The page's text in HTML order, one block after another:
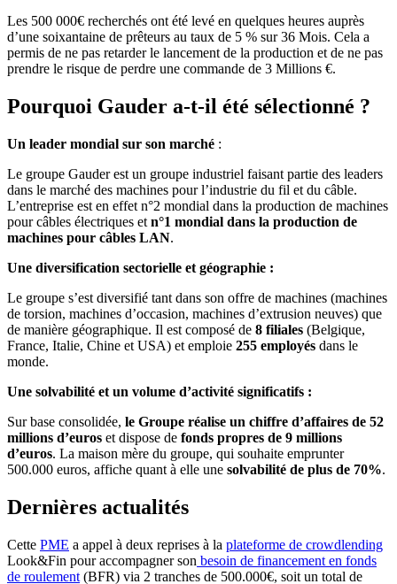
Les 500 000€ recherchés ont été levé en quelques heures auprès
d’une soixantaine de prêteurs au taux de 5 % sur 36 Mois. Cela a
permis de ne pas retarder le lancement de la production et de ne pas
prendre le risque de perdre une commande de 3 Millions €.
Pourquoi Gauder a-t-il été sélectionné ?
Un leader mondial sur son marché :
Le groupe Gauder est un groupe industriel faisant partie des leaders
dans le marché des machines pour l’industrie du fil et du câble.
L’entreprise est en effet n°2 mondial dans la production de machines
pour câbles électriques et n°1 mondial dans la production de
machines pour câbles LAN.
Une diversification sectorielle et géographie :
Le groupe s’est diversifié tant dans son offre de machines (machines
de torsion, machines d’occasion, machines d’extrusion neuves) que
de manière géographique. Il est composé de 8 filiales (Belgique,
France, Italie, Chine et USA) et emploie 255 employés dans le
monde.
Une solvabilité et un volume d’activité significatifs :
Sur base consolidée, le Groupe réalise un chiffre d’affaires de 52
millions d’euros et dispose de fonds propres de 9 millions
d’euros. La maison mère du groupe, qui souhaite emprunter
500.000 euros, affiche quant à elle une solvabilité de plus de 70%.
Dernières actualités
Cette PME a appel à deux reprises à la plateforme de crowdlending
Look&Fin pour accompagner son besoin de financement en fonds
de roulement (BFR) via 2 tranches de 500.000€, soit un total de